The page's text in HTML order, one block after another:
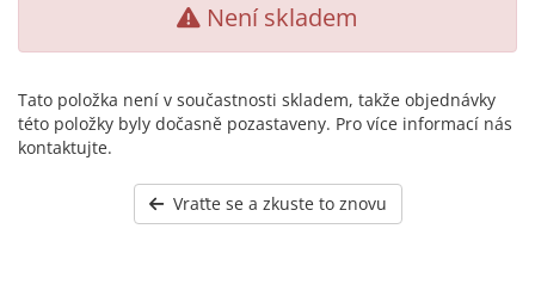
Není skladem
Tato položka není v součastnosti skladem, takže objednávky
této položky byly dočasně pozastaveny. Pro více informací nás
kontaktujte.
Vraťte se a zkuste to znovu